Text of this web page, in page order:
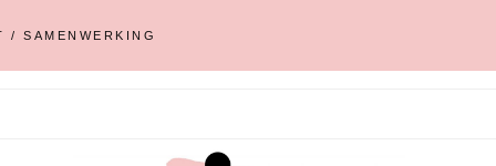
/ SAMENWERKING